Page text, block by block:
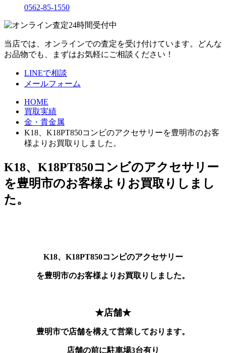
0562-85-1550
当店では、オンラインでの査定を受け付けています。どんな
お品物でも、まずはお気軽にご相談ください！
LINEで相談
メールフォーム
HOME
買取実績
金・貴金属
K18、K18PT850コンビのアクセサリーを豊明市のお客
様よりお買取りしました。
K18、K18PT850コンビのアクセサリー
を豊明市のお客様よりお買取りしまし
た。
K18、K18PT850コンビのアクセサリー
を豊明市のお客様よりお買取りしました。
★店舗★
豊明市で店舗を構えて営業しております。
店舗の前に駐車場3台有り